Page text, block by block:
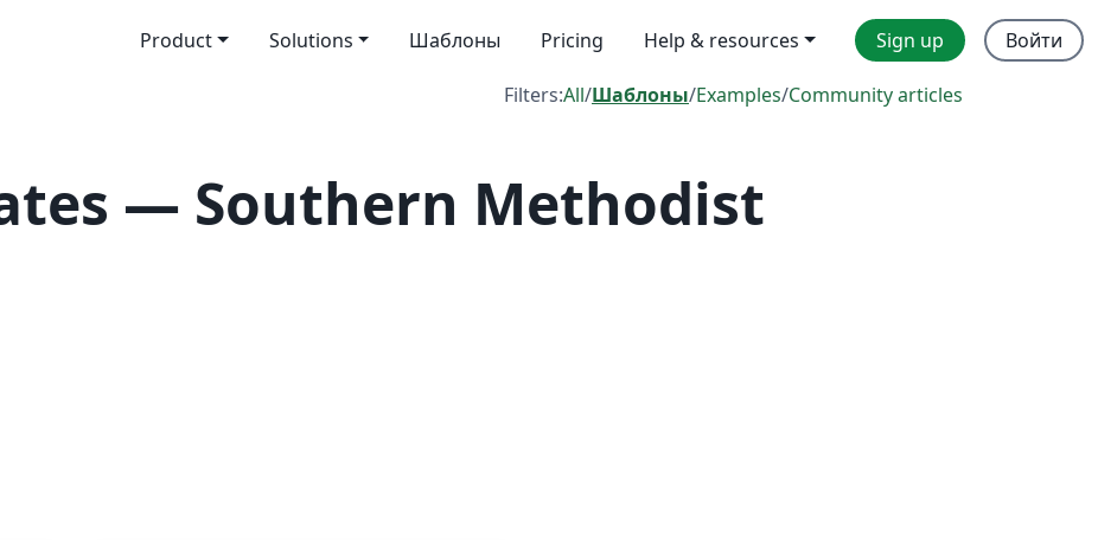
Product Solutions Шаблоны Pricing Help & resources Sign up Войти
Filters:All/Шаблоны/Examples/Community articles
— Southern Methodist